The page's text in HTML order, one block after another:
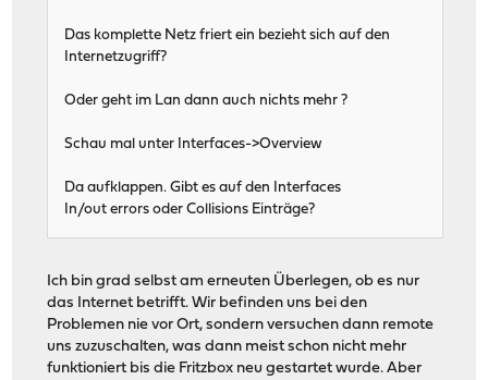
Das komplette Netz friert ein bezieht sich auf den
Internetzugriff?
Oder geht im Lan dann auch nichts mehr ?
Schau mal unter Interfaces->Overview
Da aufklappen. Gibt es auf den Interfaces
In/out errors oder Collisions Einträge?
Ich bin grad selbst am erneuten Überlegen, ob es nur
das Internet betrifft. Wir befinden uns bei den
Problemen nie vor Ort, sondern versuchen dann remote
uns zuzuschalten, was dann meist schon nicht mehr
funktioniert bis die Fritzbox neu gestartet wurde. Aber